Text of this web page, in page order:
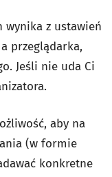
wynika z ustawień
przeglądarka,
Jeśli nie uda Ci
aby na
(w formie
konkretne